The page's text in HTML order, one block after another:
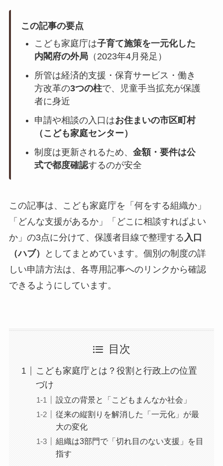
この記事の要点
こども家庭庁は子育て施策を一元化した
内閣府の外局（2023年4月発足）
所管は経済的支援・保育サービス・働き
方改革の3つの柱で、児童手当拡充が保護
者に身近
申請や相談の入口はお住まいの市区町村
（こども家庭センター）
制度は更新されるため、 金額・要件は公
式で都度確認するのが安全
この記事は、こども家庭庁を「何をする組織か」
「どんな支援があるか」「どこに相談すればよい
か」の3点に分けて、保護者目線で整理する 入口
（ハブ）
としてまとめています。個別の制度の詳
しい申請方法は、各専用記事へのリンクから確認
できるようにしています。
目次
こども家庭庁とは？役割と行政上の位置
づけ
設立の背景と「こどもまんなか社会」
従来の縦割りを解消した「一元化」が最
大の変化
組織は3部門で「切れ目のない支援」を目
指す